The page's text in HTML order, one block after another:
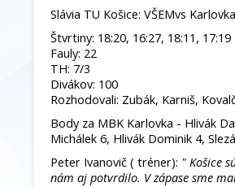
Slávia TU Košice: VŠEMvs
Štvrtiny: 18:20, 16:27, 18:11, 17:19
Fauly: 22
TH: 7/3
Divákov: 100
Rozhodovali: Zubák, Karniš,
Body za MBK Karlovka - Hlivák
Michálek 6, Hlivák Dominik 4,
Peter Ivanovič ( tréner): " Košice
nám aj potvrdilo. V zápase sme